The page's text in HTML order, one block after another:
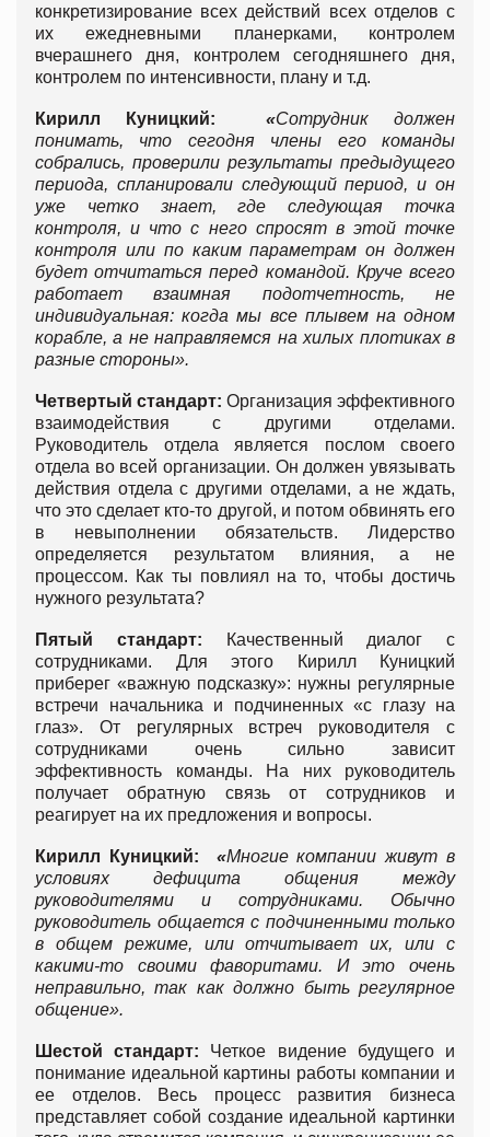
конкретизирование всех действий всех отделов с
их ежедневными планерками, контролем
вчерашнего дня, контролем сегодняшнего дня,
контролем по интенсивности, плану и т.д.
Кирилл Куницкий: «Сотрудник должен
понимать, что сегодня члены его команды
собрались, проверили результаты предыдущего
периода, спланировали следующий период, и он
уже четко знает, где следующая точка
контроля, и что с него спросят в этой точке
контроля или по каким параметрам он должен
будет отчитаться перед командой. Круче всего
работает взаимная подотчетность, не
индивидуальная: когда мы все плывем на одном
корабле, а не направляемся на хилых плотиках в
разные стороны».
Четвертый стандарт: Организация эффективного
взаимодействия с другими отделами.
Руководитель отдела является послом своего
отдела во всей организации. Он должен увязывать
действия отдела с другими отделами, а не ждать,
что это сделает кто-то другой, и потом обвинять его
в невыполнении обязательств. Лидерство
определяется результатом влияния, а не
процессом. Как ты повлиял на то, чтобы достичь
нужного результата?
Пятый стандарт: Качественный диалог с
сотрудниками. Для этого Кирилл Куницкий
приберег «важную подсказку»: нужны регулярные
встречи начальника и подчиненных «с глазу на
глаз». От регулярных встреч руководителя с
сотрудниками очень сильно зависит
эффективность команды. На них руководитель
получает обратную связь от сотрудников и
реагирует на их предложения и вопросы.
Кирилл Куницкий: «Многие компании живут в
условиях дефицита общения между
руководителями и сотрудниками. Обычно
руководитель общается с подчиненными только
в общем режиме, или отчитывает их, или с
какими-то своими фаворитами. И это очень
неправильно, так как должно быть регулярное
общение».
Шестой стандарт: Четкое видение будущего и
понимание идеальной картины работы компании и
ее отделов. Весь процесс развития бизнеса
представляет собой создание идеальной картинки